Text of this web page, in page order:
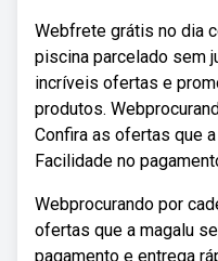
Webfrete grátis no dia
piscina parcelado sem
incríveis ofertas e
produtos.
Confira as ofertas que
Facilidade no
Webprocurando por
ofertas que a magalu
pagamento e entrega